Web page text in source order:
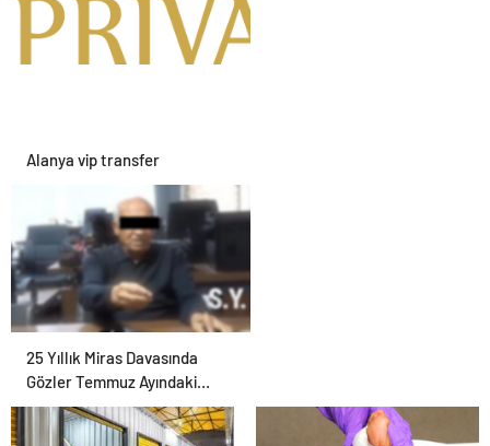
Çifte Güvence: Sabit
Ücret ve Kesintisiz
Burs
Alanya vip transfer
25 Yıllık Miras Davasında
Gözler Temmuz Ayındaki
Karar Duruşmasına Çevrildi